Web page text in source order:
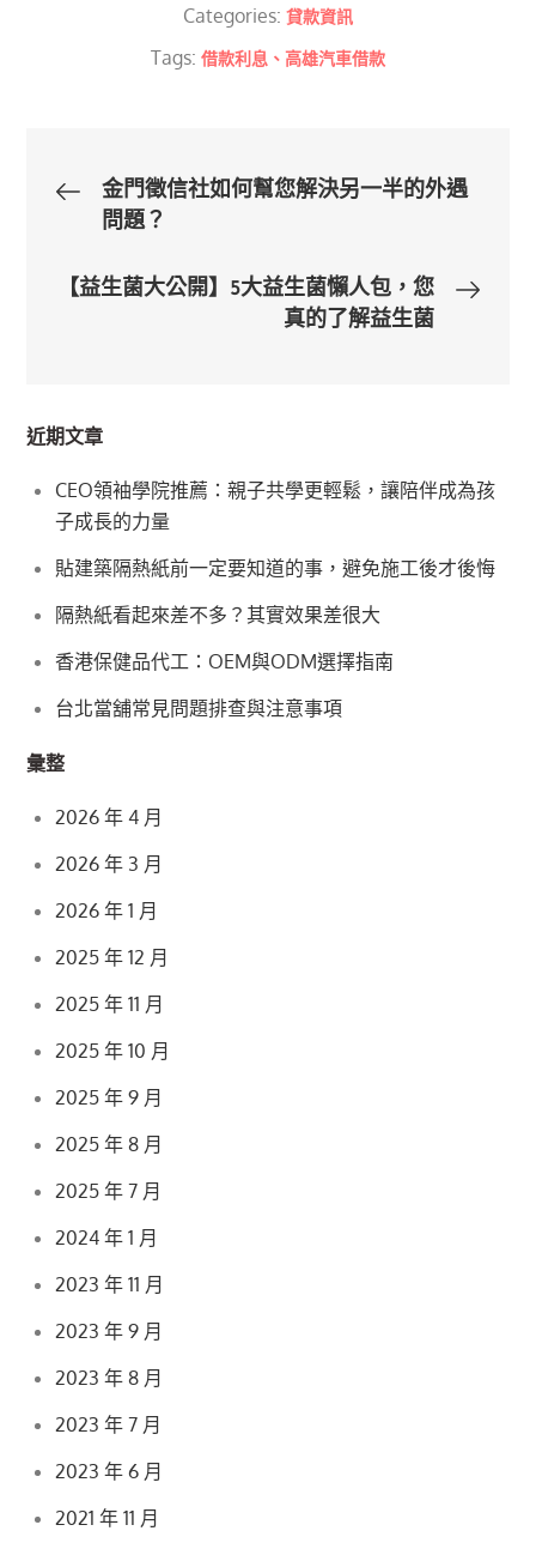
Categories: 貸款資訊
Tags: 借款利息、高雄汽車借款
文金門徵信社如何幫您解決另一半的外遇
問題？
【益生菌大公開】5大益生菌懶人包，您
真的了解益生菌
近期文章
CEO領袖學院推薦：親子共學更輕鬆，讓陪伴成為孩
子成長的力量
貼建築隔熱紙前一定要知道的事，避免施工後才後悔
隔熱紙看起來差不多？其實效果差很大
香港保健品代工：OEM與ODM選擇指南
台北當舖常見問題排查與注意事項
彙整
2026 年 4 月
2026 年 3 月
2026 年 1 月
2025 年 12 月
2025 年 11 月
2025 年 10 月
2025 年 9 月
2025 年 8 月
2025 年 7 月
2024 年 1 月
2023 年 11 月
2023 年 9 月
2023 年 8 月
2023 年 7 月
2023 年 6 月
2021 年 11 月